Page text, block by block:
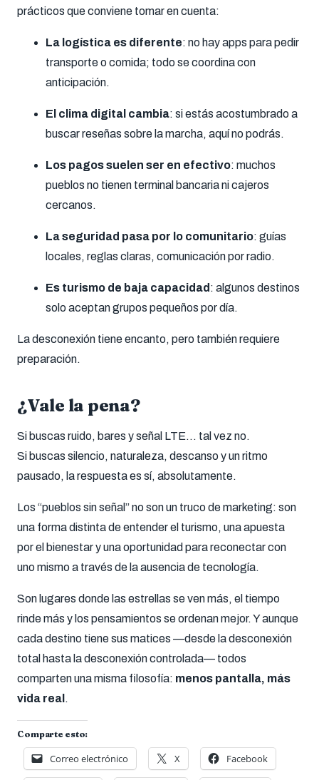
prácticos que conviene tomar en cuenta:
La logística es diferente: no hay apps para pedir
transporte o comida; todo se coordina con
anticipación.
El clima digital cambia: si estás acostumbrado a
buscar reseñas sobre la marcha, aquí no podrás.
Los pagos suelen ser en efectivo: muchos
pueblos no tienen terminal bancaria ni cajeros
cercanos.
La seguridad pasa por lo comunitario: guías
locales, reglas claras, comunicación por radio.
Es turismo de baja capacidad : algunos destinos
solo aceptan grupos pequeños por día.
La desconexión tiene encanto, pero también requiere
preparación.
¿Vale la pena?
Si buscas ruido, bares y señal LTE… tal vez no.
Si buscas silencio, naturaleza, descanso y un ritmo
pausado, la respuesta es sí, absolutamente.
Los “pueblos sin señal” no son un truco de marketing: son
una forma distinta de entender el turismo, una apuesta
por el bienestar y una oportunidad para reconectar con
uno mismo a través de la ausencia de tecnología.
Son lugares donde las estrellas se ven más, el tiempo
rinde más y los pensamientos se ordenan mejor. Y aunque
cada destino tiene sus matices —desde la desconexión
total hasta la desconexión controlada— todos
comparten una misma filosofía: menos pantalla, más
vida real .
Comparte esto:
Correo electrónico X Facebook